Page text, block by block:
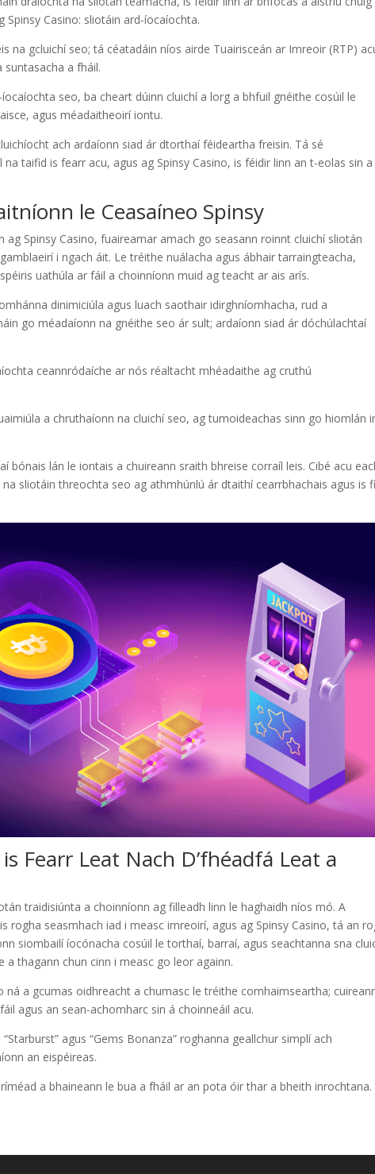
Spinsy Casino: sliotáin ard-íocaíochta.
na gcluichí seo; tá céatadáin níos airde Tuairisceán ar Imreoir (RTP)
suntasacha a fháil.
seo, ba cheart dúinn cluichí a lorg a bhfuil gnéithe cosúil le
agus méadaitheoirí iontu.
ach ardaíonn siad ár dtorthaí féideartha freisin. Tá sé
taifid is fearr acu, agus ag Spinsy Casino, is féidir linn an t-eolas sin a
le Ceasaíneo Spinsy
ag Spinsy Casino, fuaireamar amach go seasann roinnt cluichí sliotán
i ngach áit. Le tréithe nuálacha agus ábhair tarraingteacha,
uathúla ar fáil a choinníonn muid ag teacht ar ais arís.
dinimiciúla agus luach saothair idirghníomhacha, rud a
go méadaíonn na gnéithe seo ár sult; ardaíonn siad ár dóchúlachtaí
ceannródaíche ar nós réaltacht mhéadaithe ag cruthú
a chruthaíonn na cluichí seo, ag tumoideachas sinn go hiomlán
bónais lán le iontais a chuireann sraith bhreise corraíl leis. Cibé acu
sliotáin threochta seo ag athmhúnlú ár dtaithí cearrbhachais agus is
Fearr Leat Nach D’fhéadfá Leat a
traidisiúnta a choinníonn ag filleadh linn le haghaidh níos mó. A
rogha seasmhach iad i measc imreoirí, agus ag Spinsy Casino, tá an
siombailí íocónacha cosúil le torthaí, barraí, agus seachtanna sna
thagann chun cinn i measc go leor againn.
a gcumas oidhreacht a chumasc le tréithe comhaimseartha;
agus an sean-achomharc sin á choinneáil acu.
agus “Gems Bonanza” roghanna geallchur simplí ach
an eispéireas.
a bhaineann le bua a fháil ar an pota óir thar a bheith inrochtana.